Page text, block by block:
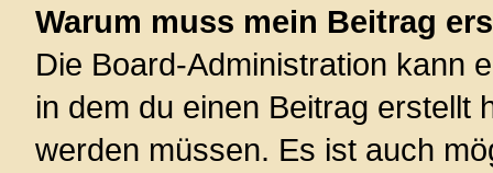
Warum muss mein Beitrag
Die Board-Administration kann
in dem du einen Beitrag erstellt
werden müssen. Es ist auch